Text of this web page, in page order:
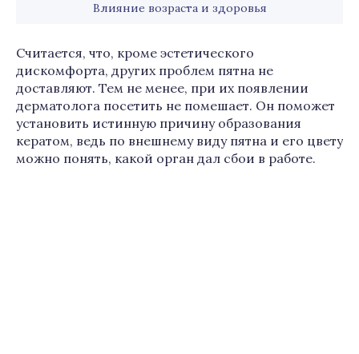
Влияние возраста и здоровья
Считается, что, кроме эстетического
дискомфорта, других проблем пятна не
доставляют. Тем не менее, при их появлении
дерматолога посетить не помешает. Он поможет
установить истинную причину образования
кератом, ведь по внешнему виду пятна и его цвету
можно понять, какой орган дал сбои в работе.